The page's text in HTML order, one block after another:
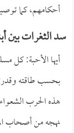
أحكامهم، كما
سد الثغرات بين
أيها الأحبة: كل
بحسب طاقته
هذه الحرب
نهجه من أصحاب